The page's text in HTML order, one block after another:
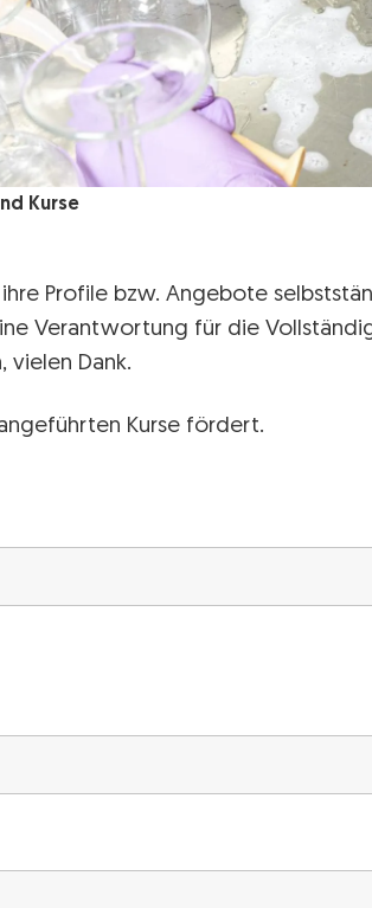
Kurse
Profile bzw. Angebote
Verantwortung für die
vielen Dank.
Kurse fördert.